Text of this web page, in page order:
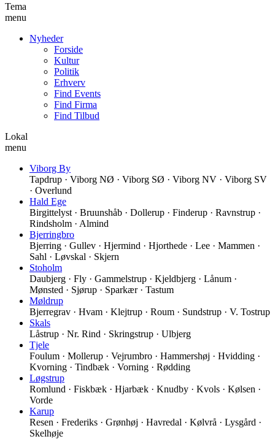
Tema
menu
Nyheder
Forside
Kultur
Politik
Erhverv
Find Events
Find Firma
Find Tilbud
Lokal
menu
Viborg By
Tapdrup · Viborg NØ · Viborg SØ · Viborg NV · Viborg SV
· Overlund
Hald Ege
Birgittelyst · Bruunshåb · Dollerup · Finderup · Ravnstrup ·
Rindsholm · Almind
Bjerringbro
Bjerring · Gullev · Hjermind · Hjorthede · Lee · Mammen ·
Sahl · Løvskal · Skjern
Stoholm
Daubjerg · Fly · Gammelstrup · Kjeldbjerg · Lånum ·
Mønsted · Sjørup · Sparkær · Tastum
Møldrup
Bjerregrav · Hvam · Klejtrup · Roum · Sundstrup · V. Tostrup
Skals
Låstrup · Nr. Rind · Skringstrup · Ulbjerg
Tjele
Foulum · Mollerup · Vejrumbro · Hammershøj · Hvidding ·
Kvorning · Tindbæk · Vorning · Rødding
Løgstrup
Romlund · Fiskbæk · Hjarbæk · Knudby · Kvols · Kølsen ·
Vorde
Karup
Resen · Frederiks · Grønhøj · Havredal · Kølvrå · Lysgård ·
Skelhøje